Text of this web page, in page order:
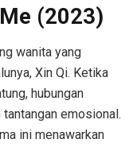
(2023)
wanita yang
Xin Qi. Ketika
hubungan
emosional.
ini menawarkan